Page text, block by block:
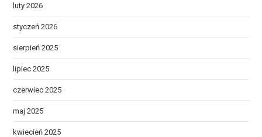
luty 2026
styczeń 2026
sierpień 2025
lipiec 2025
czerwiec 2025
maj 2025
kwiecień 2025